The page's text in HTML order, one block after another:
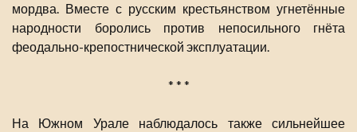
мордва. Вместе с русским крестьянством угнетённые
народности боролись против непосильного гнёта
феодально-крепостнической эксплуатации.
* * *
На Южном Урале наблюдалось также сильнейшее